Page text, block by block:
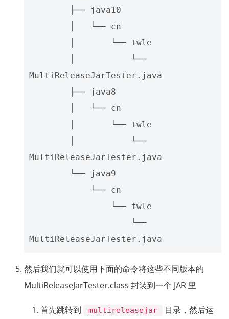
MultiReleaseJarTester.java
MultiReleaseJarTester.java
然后我们就可以使用下面的命令将这些不同版本的
MultiReleaseJarTester.class 封装到一个 JAR 里
首先跳转到 multireleasejar
目录，然后运